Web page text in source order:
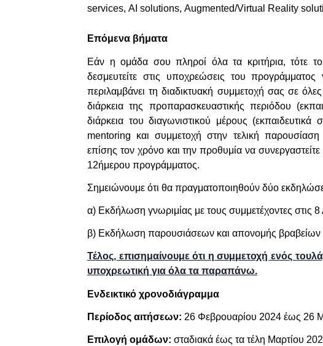
services, AI solutions, Augmented/Virtual Reality
Επόμενα βήματα
Εάν η ομάδα σου πληροί όλα τα κριτήρια, τότε
δεσμευτείτε στις υποχρεώσεις του
περιλαμβάνει τη διαδικτυακή συμμετοχή σας σε
διάρκεια της προπαρασκευαστικής περιόδου
διάρκεια του διαγωνιστικού μέρους (εκπαιδευτικά
mentoring και συμμετοχή στην τελική
επίσης τον χρόνο και την προθυμία να
12ήμερου προγράμματος.
Σημειώνουμε ότι θα πραγματοποιηθούν δύο
α) Εκδήλωση γνωριμίας με τους συμμετέχοντες στις 8
β) Εκδήλωση παρουσιάσεων και απονομής βραβείων
Τέλος, επισημαίνουμε ότι η συμμετοχή ενός
υποχρεωτική για όλα τα παραπάνω.
Ενδεικτικό χρονοδιάγραμμα
Περίοδος αιτήσεων: 26 Φεβρουαρίου 2024 έως 26
Επιλογή ομάδων: σταδιακά έως τα τέλη Μαρτίου